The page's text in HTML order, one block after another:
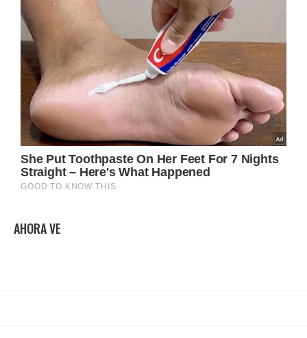
AHORA VE